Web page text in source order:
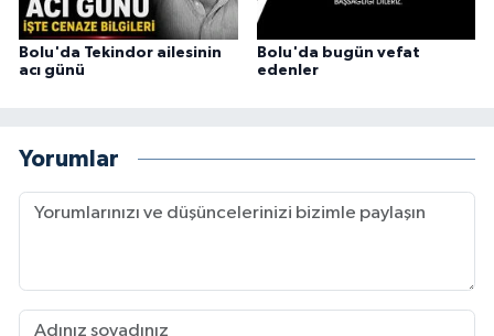
Bolu'da Tekindor ailesinin
acı günü
Bolu'da bugün vefat
edenler
Yorumlar